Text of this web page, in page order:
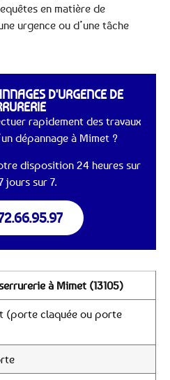
en matière de
urgence ou d’une tâche
D'URGENCE DE
rapidement des travaux
dépannage à Mimet ?
disposition 24 heures sur
jours sur 7.
à Mimet (13105)
(porte claquée ou porte